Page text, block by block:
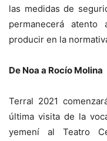
las medidas de
permanecerá
producir en la
De Noa a Rocío Molina
Terral 2021
última visita de la
yemení al Teatro